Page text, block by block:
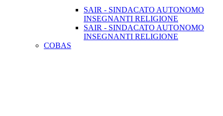
SAIR - SINDACATO AUTONOMO
INSEGNANTI RELIGIONE
SAIR - SINDACATO AUTONOMO
INSEGNANTI RELIGIONE
COBAS